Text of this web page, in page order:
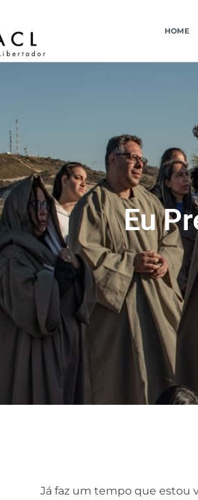
HOME
Eu
Já faz um tempo que estou